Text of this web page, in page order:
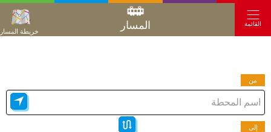
القائمة المسار خريطة المسار
من
إلى